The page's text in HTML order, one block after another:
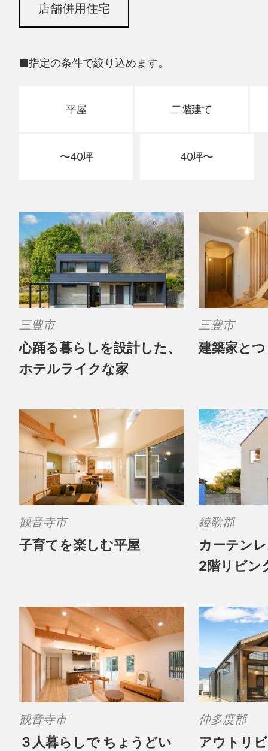
店舗併用住宅
■指定の条件で絞り込めます。
平屋 二階建て
〜40坪 40坪〜
三豊市
心踊る暮らしを設計した、
ホテルライクな家
三豊市
建築家と
観音寺市
子育てを楽しむ平屋
綾歌郡
カーテン
2階リビン
観音寺市
３人暮らしで ちょうどい
仲多度郡
アウトリ